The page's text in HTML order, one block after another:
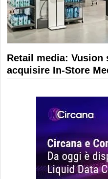
Retail media:
acquisire In-Store